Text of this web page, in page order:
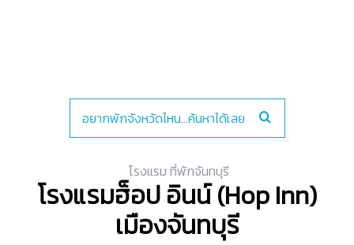
โรงแรม ที่พักจันทบุรี
โรงแรมฮ็อป อินน์ (Hop Inn)
เมืองจันทบุรี